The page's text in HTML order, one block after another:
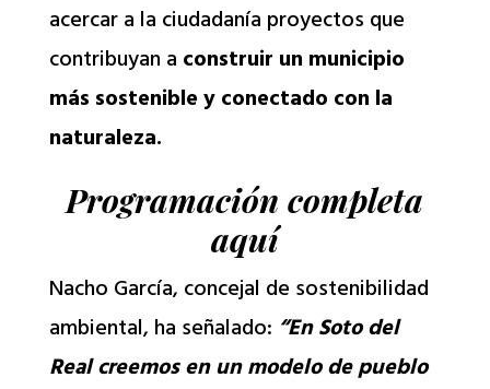
acercar a la ciudadanía proyectos que
contribuyan a construir un municipio
más sostenible y conectado con la
naturaleza.
Programación completa
aquí
Nacho García, concejal de sostenibilidad
ambiental, ha señalado: “En Soto del
Real creemos en un modelo de pueblo